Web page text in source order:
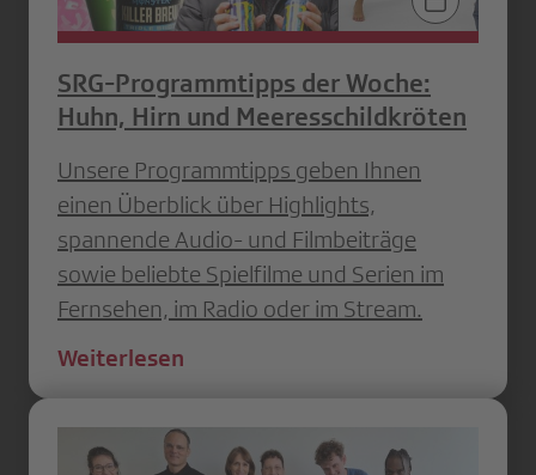
SRG-Programmtipps der Woche:
Huhn, Hirn und Meeresschildkröten
Unsere Programmtipps geben Ihnen
einen Überblick über Highlights,
spannende Audio- und Filmbeiträge
sowie beliebte Spielfilme und Serien im
Fernsehen, im Radio oder im Stream.
Weiterlesen